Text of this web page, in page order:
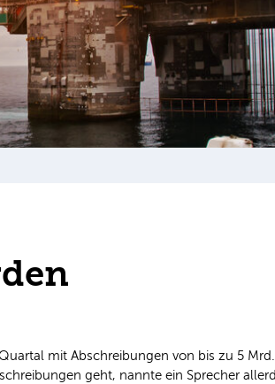
mit Abschreibungen von bis zu 5
geht, nannte ein Sprecher